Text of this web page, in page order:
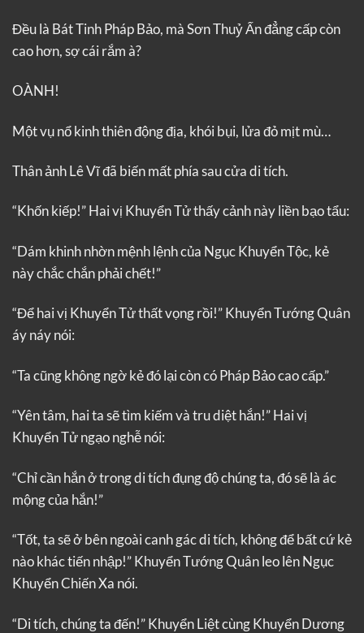
Đều là Bát Tinh Pháp Bảo, mà Sơn Thuỷ Ấn đẳng cấp còn
cao hơn, sợ cái rắm à?
OÀNH!
Một vụ nổ kinh thiên động địa, khói bụi, lửa đỏ mịt mù…
Thân ảnh Lê Vĩ đã biến mất phía sau cửa di tích.
“Khốn kiếp!” Hai vị Khuyển Tử thấy cảnh này liền bạo tẩu:
“Dám khinh nhờn mệnh lệnh của Ngục Khuyển Tộc, kẻ
này chắc chắn phải chết!”
“Để hai vị Khuyển Tử thất vọng rồi!” Khuyển Tướng Quân
áy náy nói:
“Ta cũng không ngờ kẻ đó lại còn có Pháp Bảo cao cấp.”
“Yên tâm, hai ta sẽ tìm kiếm và tru diệt hắn!” Hai vị
Khuyển Tử ngạo nghễ nói:
“Chỉ cần hắn ở trong di tích đụng độ chúng ta, đó sẽ là ác
mộng của hắn!”
“Tốt, ta sẽ ở bên ngoài canh gác di tích, không để bất cứ kẻ
nào khác tiến nhập!” Khuyển Tướng Quân leo lên Ngục
Khuyển Chiến Xa nói.
“Di tích, chúng ta đến!” Khuyển Liệt cùng Khuyển Dương